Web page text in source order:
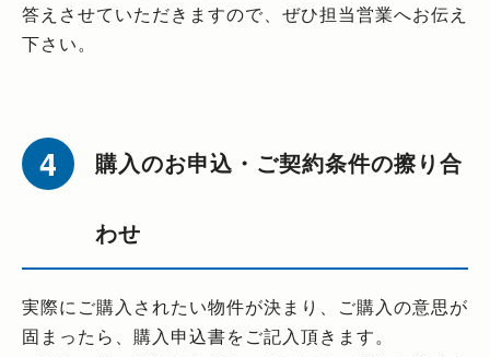
答えさせていただきますので、ぜひ担当営業へお伝え
下さい。
購入のお申込・ご契約条件の擦り合
わせ
実際にご購入されたい物件が決まり、ご購入の意思が
固まったら、購入申込書をご記入頂きます。